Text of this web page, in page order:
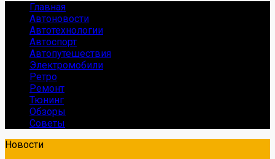
Главная
Автоновости
Автотехнологии
Автоспорт
Автопутешествия
Электромобили
Ретро
Ремонт
Тюнинг
Обзоры
Советы
Новости